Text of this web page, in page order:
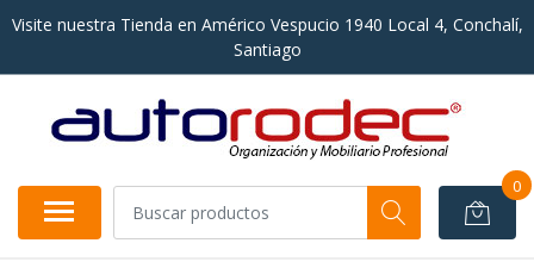
Visite nuestra Tienda en Américo Vespucio 1940 Local 4, Conchalí,
Santiago
0